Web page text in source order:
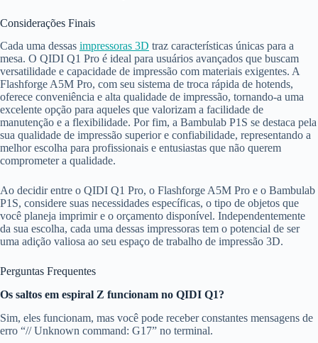
Considerações Finais
Cada uma dessas impressoras 3D traz características únicas para a
mesa. O QIDI Q1 Pro é ideal para usuários avançados que buscam
versatilidade e capacidade de impressão com materiais exigentes. A
Flashforge A5M Pro, com seu sistema de troca rápida de hotends,
oferece conveniência e alta qualidade de impressão, tornando-a uma
excelente opção para aqueles que valorizam a facilidade de
manutenção e a flexibilidade. Por fim, a Bambulab P1S se destaca pela
sua qualidade de impressão superior e confiabilidade, representando a
melhor escolha para profissionais e entusiastas que não querem
comprometer a qualidade.
Ao decidir entre o QIDI Q1 Pro, o Flashforge A5M Pro e o Bambulab
P1S, considere suas necessidades específicas, o tipo de objetos que
você planeja imprimir e o orçamento disponível. Independentemente
da sua escolha, cada uma dessas impressoras tem o potencial de ser
uma adição valiosa ao seu espaço de trabalho de impressão 3D.
Perguntas Frequentes
Os saltos em espiral Z funcionam no QIDI Q1?
Sim, eles funcionam, mas você pode receber constantes mensagens de
erro “// Unknown command: G17” no terminal.